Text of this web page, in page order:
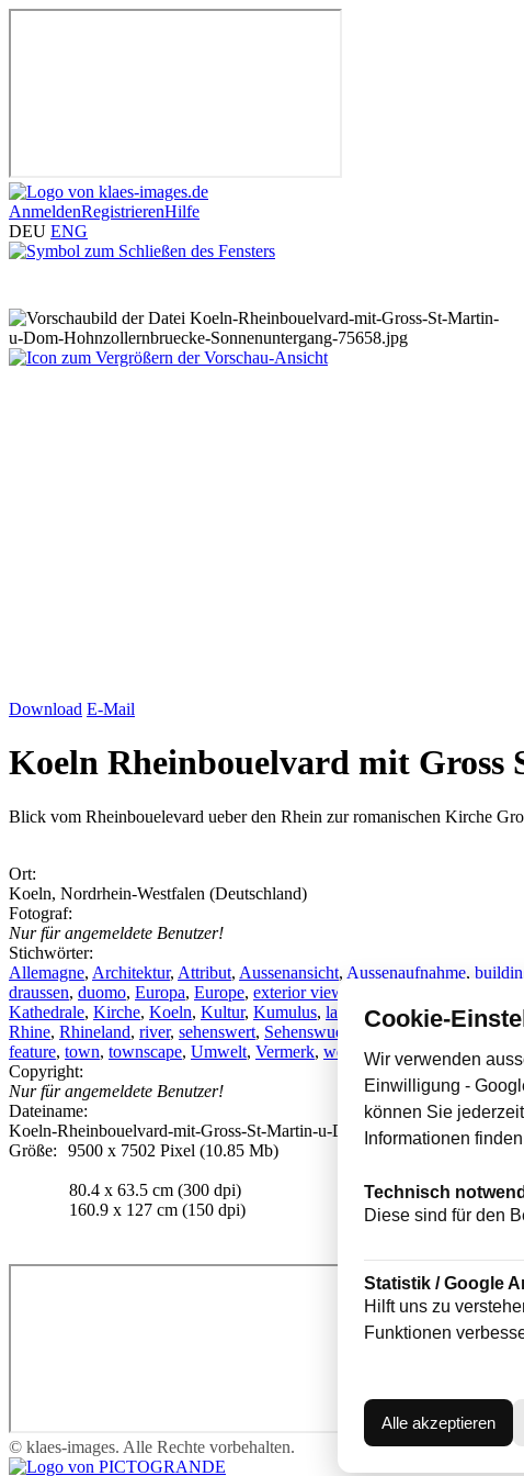
AnmeldenRegistrierenHilfe
DEU ENG
Download E-Mail
Koeln Rheinbouelvard mit
Blick vom Rheinbouelevard ueber den Rhein zur romanischen Kirche
Ort:
Koeln, Nordrhein-Westfalen (Deutschland)
Fotograf:
Nur für angemeldete Benutzer!
Stichwörter:
Allemagne, Architektur, Attribut, Aussenansicht, Aussenaufnahme,
draussen, duomo, Europa, Europe, exterior view
Kathedrale, Kirche, Koeln, Kultur, Kumulus, landmark,location shot,
Rhine, Rhineland, river, sehenswert, Sehenswuerdigkeit ,sky,Sommer,
feature, town, townscape, Umwelt, Vermerk, weather,well worth seeing,
Copyright:
Nur für angemeldete Benutzer!
Dateiname:
Koeln-Rheinbouelvard-mit-Gross-St-Martin-u-Dom-Hohnzollernbruecke-
Größe:
9500 x 7502 Pixel (10.85 Mb)
80.4 x 63.5 cm (300 dpi)
160.9 x 127 cm (150 dpi)
© klaes-images. Alle Rechte vorbehalten. Zur Startseite Hilfe
Cookie-
Wir verwenden
Einwilligung -
können Sie
Informationen
Technisch
Diese sind für den
Statistik / Google
Hilft uns zu
Funktionen
Alle akzeptieren